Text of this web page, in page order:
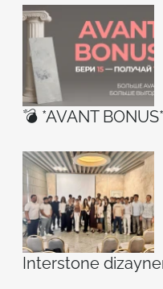
💣 *AVANT BONUS*
Interstone